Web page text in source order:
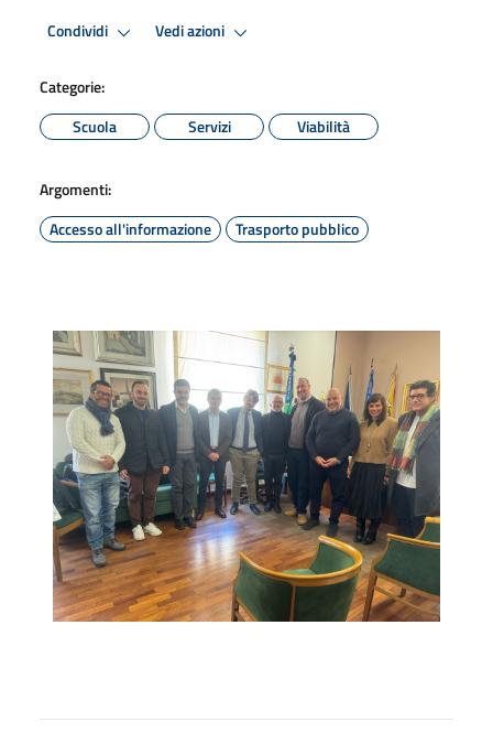
Condividi Vedi azioni
Categorie:
Scuola
Servizi Viabilità
Argomenti:
Accesso all'informazione
Trasporto pubblico